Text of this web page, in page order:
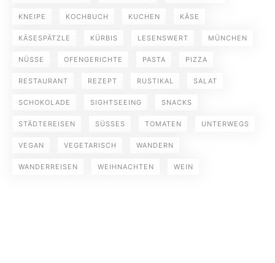
KNEIPE KOCHBUCH KUCHEN KÄSE
KÄSESPÄTZLE KÜRBIS LESENSWERT MÜNCHEN
NÜSSE OFENGERICHTE PASTA PIZZA
RESTAURANT REZEPT RUSTIKAL SALAT
SCHOKOLADE SIGHTSEEING SNACKS
STÄDTEREISEN SÜSSES TOMATEN UNTERWEGS
VEGAN VEGETARISCH WANDERN
WANDERREISEN WEIHNACHTEN WEIN